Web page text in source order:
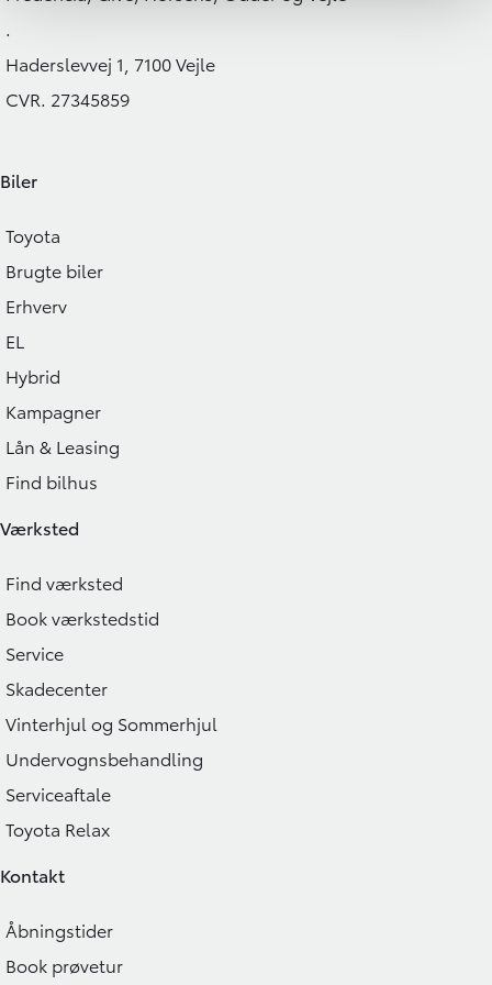
.
Haderslevvej 1, 7100 Vejle
CVR. 27345859
Biler
Toyota
Brugte biler
Erhverv
EL
Hybrid
Kampagner
Lån & Leasing
Find bilhus
Værksted
Find værksted
Book værkstedstid
Service
Skadecenter
Vinterhjul og Sommerhjul
Undervognsbehandling
Serviceaftale
Toyota Relax
Kontakt
Åbningstider
Book prøvetur